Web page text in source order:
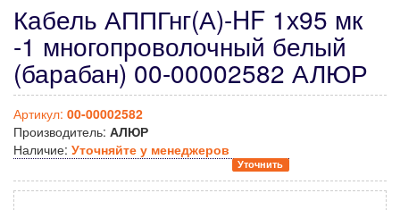
Кабель АППГнг(А)-HF 1х95 мк
-1 многопроволочный белый
(барабан) 00-00002582 АЛЮР
Артикул: 00-00002582
Производитель: АЛЮР
Наличие: Уточняйте у менеджеров
Уточнить